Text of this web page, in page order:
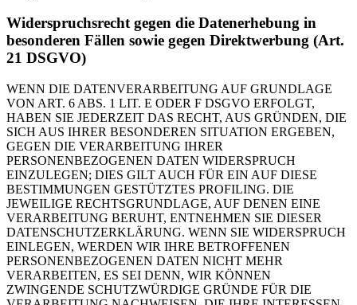
Widerspruchsrecht gegen die Datenerhebung in
besonderen Fällen sowie gegen Direktwerbung (Art.
21 DSGVO)
WENN DIE DATENVERARBEITUNG AUF GRUNDLAGE
VON ART. 6 ABS. 1 LIT. E ODER F DSGVO ERFOLGT,
HABEN SIE JEDERZEIT DAS RECHT, AUS GRÜNDEN, DIE
SICH AUS IHRER BESONDEREN SITUATION ERGEBEN,
GEGEN DIE VERARBEITUNG IHRER
PERSONENBEZOGENEN DATEN WIDERSPRUCH
EINZULEGEN; DIES GILT AUCH FÜR EIN AUF DIESE
BESTIMMUNGEN GESTÜTZTES PROFILING. DIE
JEWEILIGE RECHTSGRUNDLAGE, AUF DENEN EINE
VERARBEITUNG BERUHT, ENTNEHMEN SIE DIESER
DATENSCHUTZERKLÄRUNG. WENN SIE WIDERSPRUCH
EINLEGEN, WERDEN WIR IHRE BETROFFENEN
PERSONENBEZOGENEN DATEN NICHT MEHR
VERARBEITEN, ES SEI DENN, WIR KÖNNEN
ZWINGENDE SCHUTZWÜRDIGE GRÜNDE FÜR DIE